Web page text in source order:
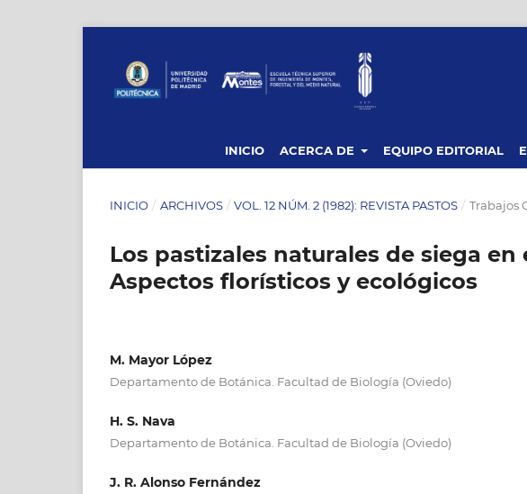
INICIO ACERCA DE EQUIPO EDITORIAL
INICIO / ARCHIVOS / VOL. 12 NÚM. 2 (1982): REVISTA PASTOS / Trabajos
Los pastizales naturales de siega en
Aspectos florísticos y ecológicos
M. Mayor López
Departamento de Botánica. Facultad de Biología (Oviedo)
H. S. Nava
Departamento de Botánica. Facultad de Biología (Oviedo)
J. R. Alonso Fernández